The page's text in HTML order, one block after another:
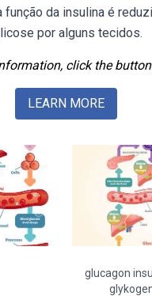
da insulina é
por alguns tecidos.
click the
LEARN MORE
glucagon